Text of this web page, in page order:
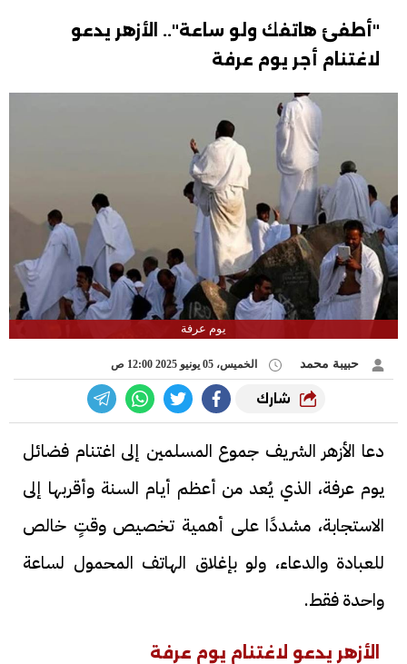
"أطفئ هاتفك ولو ساعة".. الأزهر يدعو
لاغتنام أجر يوم عرفة
يوم عرفة
حبيبة محمد الخميس، 05 يونيو 2025 12:00 ص
شارك
دعا الأزهر الشريف جموع المسلمين إلى اغتنام فضائل
يوم عرفة، الذي يُعد من أعظم أيام السنة وأقربها إلى
الاستجابة، مشددًا على أهمية تخصيص وقتٍ خالص
للعبادة والدعاء، ولو بإغلاق الهاتف المحمول لساعة
واحدة فقط.
الأزهر يدعو لاغتنام يوم عرفة